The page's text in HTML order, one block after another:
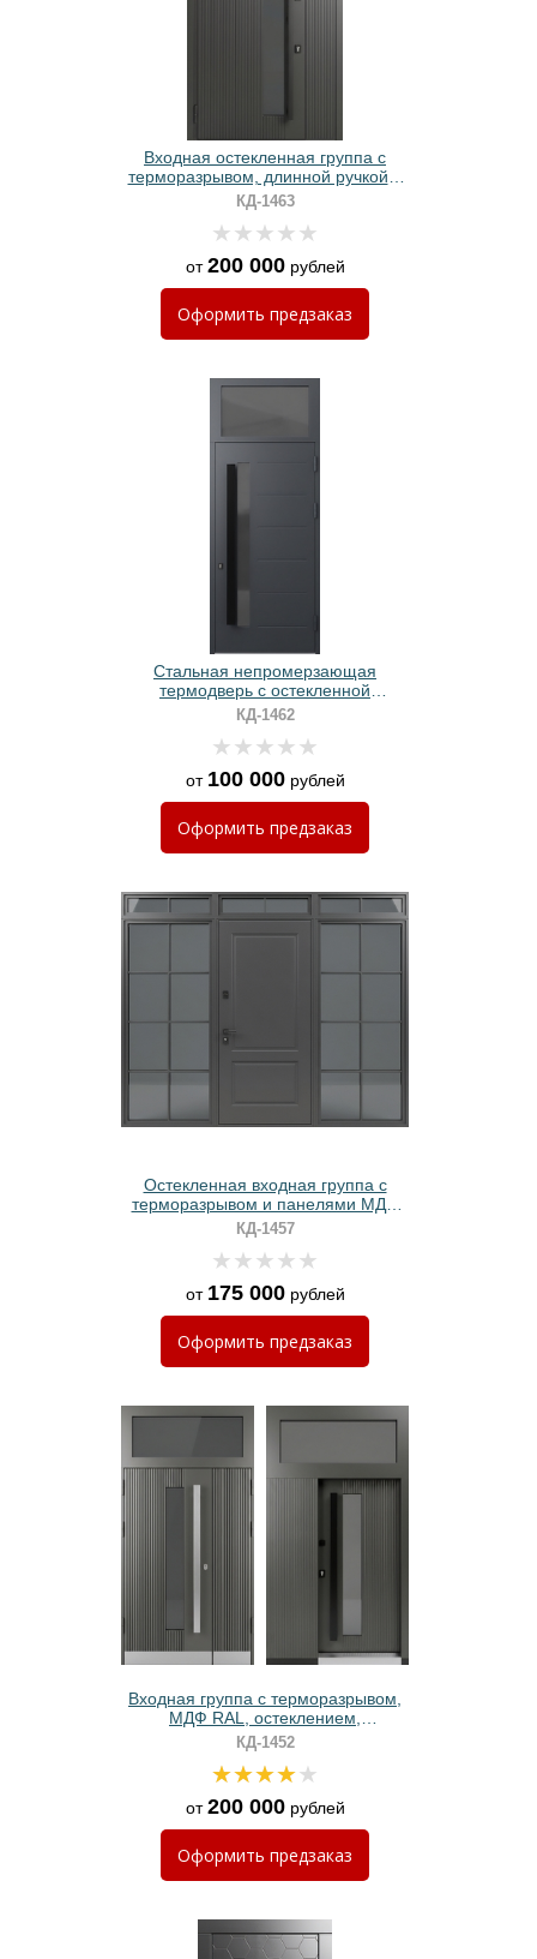
Входная остекленная группа с
терморазрывом, длинной ручкой и
панелями МДФ графит с линейным
фрезерованием
КД-1463
от200 000рублей
Оформить предзаказ
Стальная непромерзающая
термодверь с остекленной
фрамугой, бугельными ручками и
серыми панелями МДФ
КД-1462
от 100 000рублей
Оформить предзаказ
Остекленная входная группа с
терморазрывом и панелями МДФ
графит
КД-1457
от 175 000рублей
Оформить предзаказ
Входная группа с терморазрывом,
МДФ RAL, остеклением,
отбойниками и бугельными ручками
КД-1452
от200 000рублей
Оформить предзаказ